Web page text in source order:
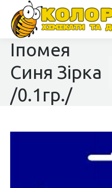
Іпомея
Синя Зірка
/0.1гр./